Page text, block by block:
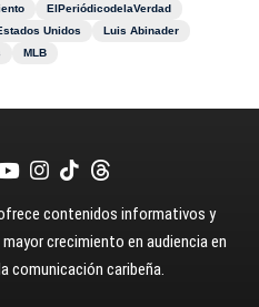
ElPeriódicodelaVerdad
Unidos
Luis Abinader
MLB
contenidos informativos y
crecimiento en audiencia en
comunicación caribeña.